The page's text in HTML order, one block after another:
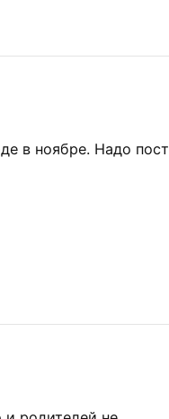
в ноябре. Надо пост